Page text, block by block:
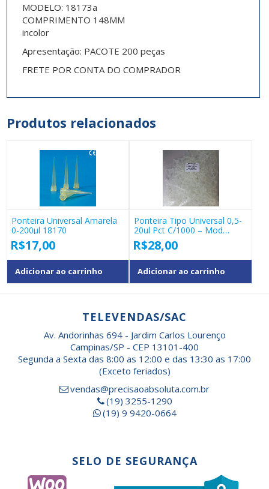
MODELO: 18173a
COMPRIMENTO 148MM
incolor
Apresentação: PACOTE 200 peças
FRETE POR CONTA DO COMPRADOR
Produtos relacionados
Ponteira Universal Amarela
0-200µl 18170
R$17,00
Adicionar ao carrinho
Ponteira Tipo Universal 0,5-
20ul Pct C/1000 – Mod
18291
R$28,00
Adicionar ao carrinho
TELEVENDAS/SAC
Av. Andorinhas 694 - Jardim Carlos Lourenço
Campinas/SP - CEP 13101-400
Segunda a Sexta das 8:00 as 12:00 e das 13:30 as 17:00
(Exceto feriados)
vendas@precisaoabsoluta.com.br
(19) 3255-1290
(19) 9 9420-0664
SELO DE SEGURANÇA